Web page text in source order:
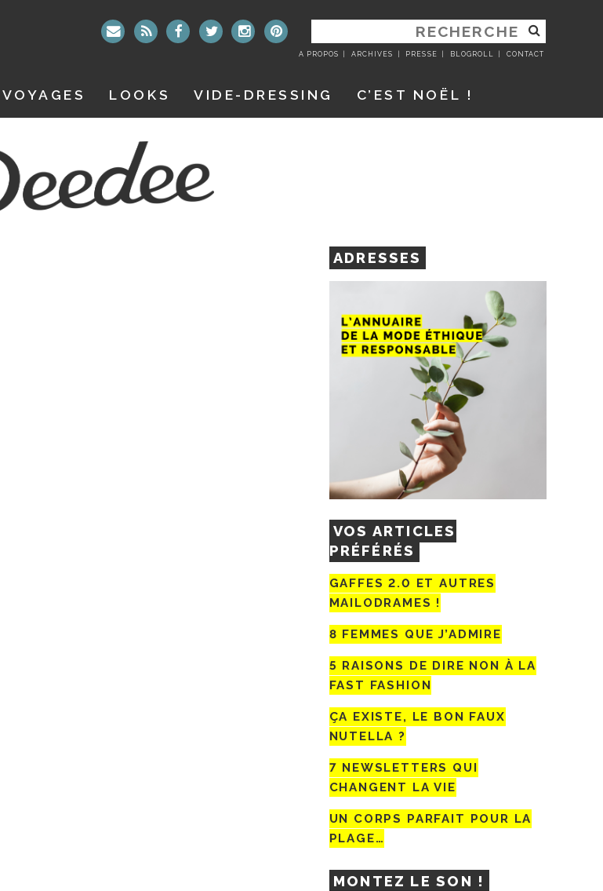
RECHERCHER
:
A PROPOS ARCHIVES PRESSE BLOGROLL CONTACT
VOYAGES LOOKS VIDE-DRESSING C’EST NOËL !
ADRESSES
VOS ARTICLES
PRÉFÉRÉS
GAFFES 2.0 ET AUTRES
MAILODRAMES !
8 FEMMES QUE J’ADMIRE
5 RAISONS DE DIRE NON À LA
FAST FASHION
ÇA EXISTE, LE BON FAUX
NUTELLA ?
7 NEWSLETTERS QUI
CHANGENT LA VIE
UN CORPS PARFAIT POUR LA
PLAGE…
MONTEZ LE SON !